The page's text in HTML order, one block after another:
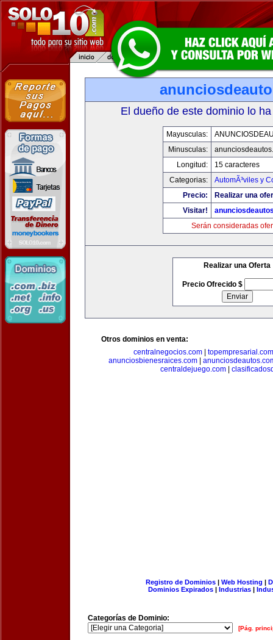
El dueño de este dominio lo
Mayusculas:
Minusculas:
Longitud:
15 caracteres
Categorias:
AutomÃ³viles y
Precio:
Realizar una
Visitar!
Serán consideradas
Realizar una Oferta
Precio Ofrecido $
Otros dominios en venta:
centralnegocios.com| topempresarial.com
anunciosbienesraices.com|
centraldejuego.com|
Registro de Dominios| Web Hosting |
Dominios Expirados | Industrias |
Categorías de Dominio:
[Pág.